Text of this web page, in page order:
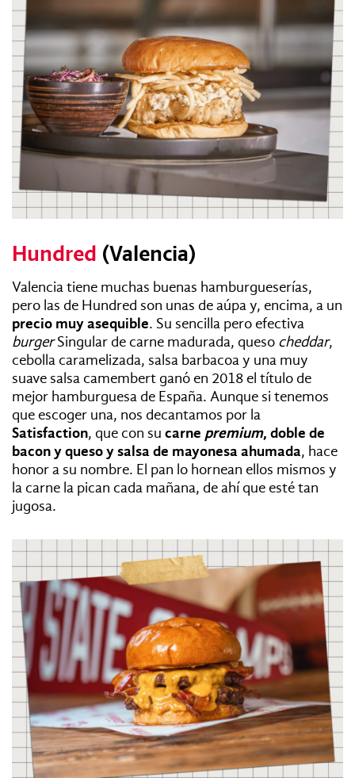
Hundred (Valencia)
Valencia tiene muchas buenas hamburgueserías,
pero las de Hundred son unas de aúpa y, encima, a un
precio muy asequible. Su sencilla pero efectiva
burgerSingular de carne madurada, queso cheddar,
cebolla caramelizada, salsa barbacoa y una muy
suave salsa camembert ganó en 2018 el título de
mejor hamburguesa de España. Aunque si tenemos
que escoger una, nos decantamos por la
Satisfaction, que con su carne premium, doble de
bacon y queso y salsa de mayonesa ahumada, hace
honor a su nombre. El pan lo hornean ellos mismos y
la carne la pican cada mañana, de ahí que esté tan
jugosa.